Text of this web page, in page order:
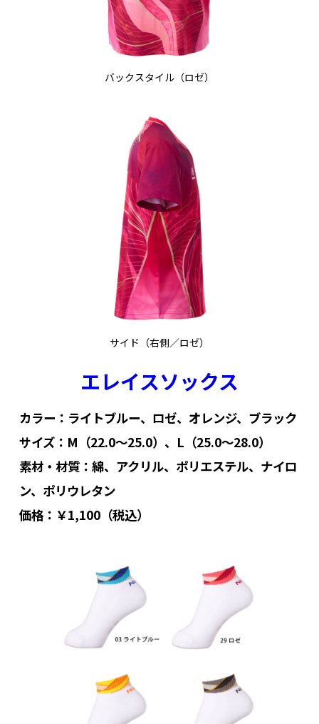
バックスタイル（ロゼ）
サイド（右側／ロゼ）
エレイスソックス
カラー：ライトブルー、ロゼ、オレンジ、ブラック
サイズ：M（22.0〜25.0）、L（25.0〜28.0）
素材・材質：綿、アクリル、ポリエステル、ナイロ
ン、ポリウレタン
価格：￥1,100（税込）